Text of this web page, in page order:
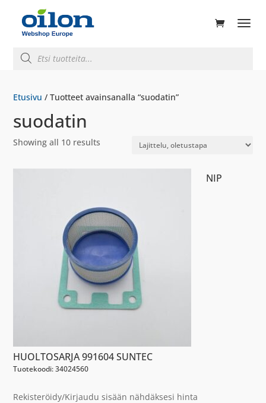
search
Etusivu / Tuotteet avainsanalla “suodatin”
suodatin
Showing all 10 results
NIP
HUOLTOSARJA 991604 SUNTEC
Tuotekoodi: 34024560
Rekisteröidy/Kirjaudu sisään nähdäksesi hinta